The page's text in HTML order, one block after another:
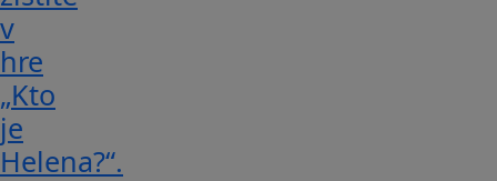
v
hre
„Kto
je
Helena?“.